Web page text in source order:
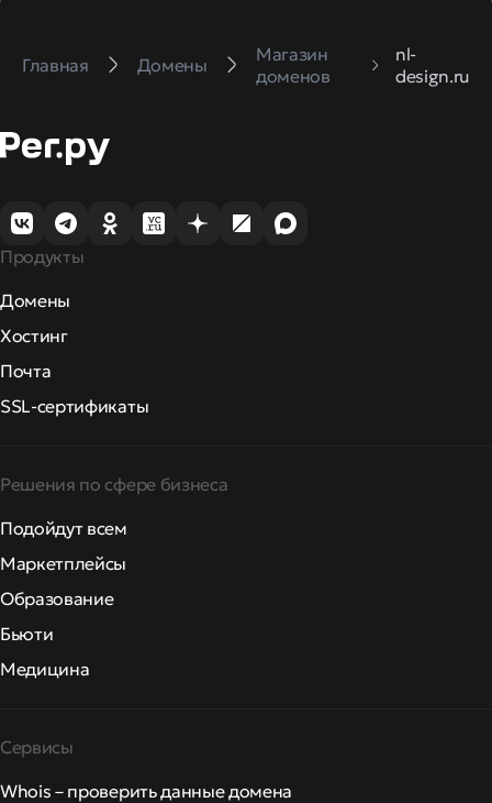
Главная Домены
Магазин
доменов
nl-
design.ru
Продукты
Домены
Хостинг
Почта
SSL-сертификаты
Решения по сфере бизнеса
Подойдут всем
Маркетплейсы
Образование
Бьюти
Медицина
Сервисы
Whois – проверить данные домена